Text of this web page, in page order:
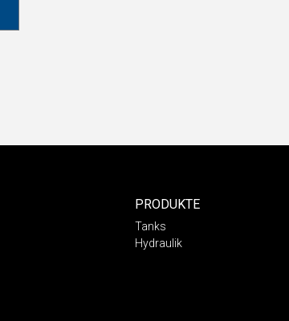
PRODUKTE
Tanks
Hydraulik